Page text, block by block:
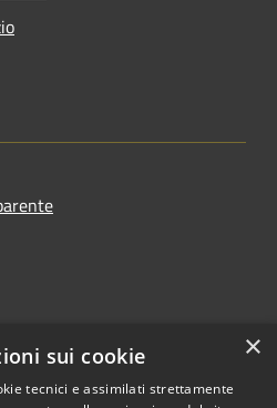
×
sui cookie
tecnici e assimilati strettamente